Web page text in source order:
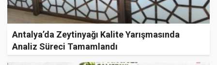
Antalya’da Zeytinyağı Kalite Yarışmasında
Analiz Süreci Tamamlandı